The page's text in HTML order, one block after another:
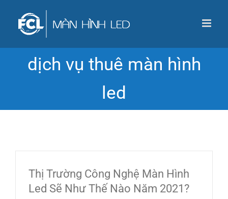
dịch vụ thuê màn hình
led
Thị Trường Công Nghệ Màn Hình
Led Sẽ Như Thế Nào Năm 2021?